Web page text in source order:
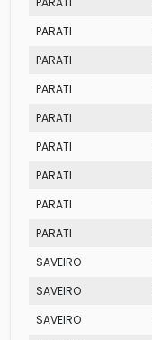
PARATI
PARATI
PARATI
PARATI
PARATI
PARATI
PARATI
PARATI
SAVEIRO
SAVEIRO
SAVEIRO